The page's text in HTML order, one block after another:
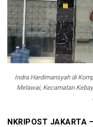
Indra Hardimansyah di
Melawai, Kecamatan
NKRIPOST JAKARTA –